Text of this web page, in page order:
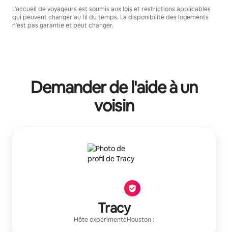
L'accueil de voyageurs est soumis aux lois et restrictions applicables
qui peuvent changer au fil du temps. La disponibilité des logements
n'est pas garantie et peut changer.
Demander de l'aide à un
voisin
Tracy
Hôte expérimentéHouston :